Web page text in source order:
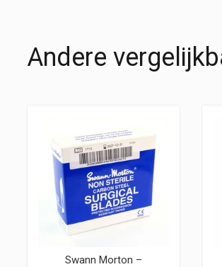
Andere
Swann Morton –